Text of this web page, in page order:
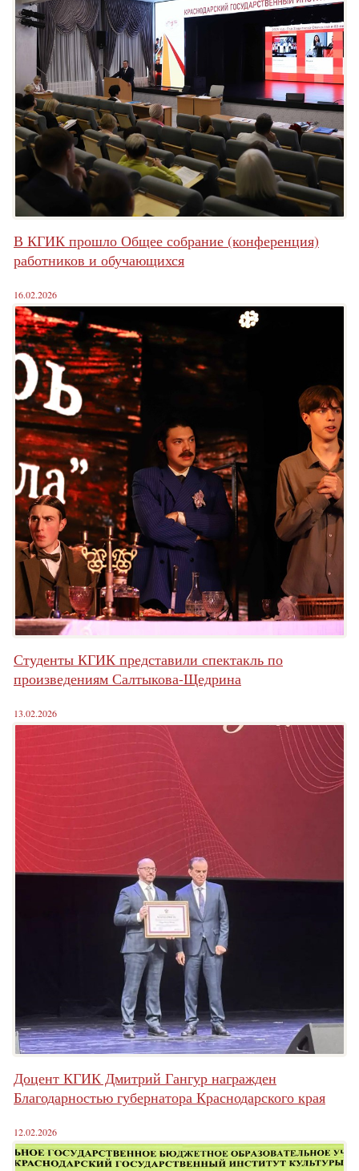
В КГИК прошло Общее собрание (конференция)
работников и обучающихся
16.02.2026
Студенты КГИК представили спектакль по
произведениям Салтыкова-Щедрина
13.02.2026
Доцент КГИК Дмитрий Гангур награжден
Благодарностью губернатора Краснодарского края
12.02.2026